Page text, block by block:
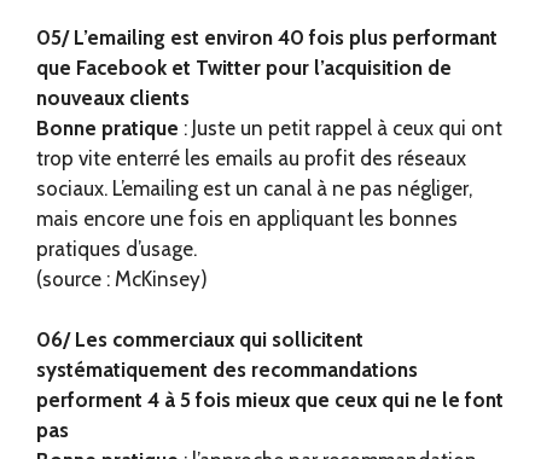
05/ L’emailing est environ 40 fois plus performant
que Facebook et Twitter pour l’acquisition de
nouveaux clients
Bonne pratique : Juste un petit rappel à ceux qui ont
trop vite enterré les emails au profit des réseaux
sociaux. L’emailing est un canal à ne pas négliger,
mais encore une fois en appliquant les bonnes
pratiques d’usage.
(source : McKinsey)
06/ Les commerciaux qui sollicitent
systématiquement des recommandations
performent 4 à 5 fois mieux que ceux qui ne le font
pas